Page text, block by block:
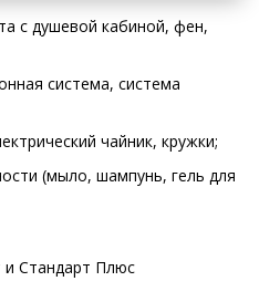
c душевой кабиной, фен,
система, система
чайник, кружки;
(мыло, шампунь, гель для
Стандарт Плюс